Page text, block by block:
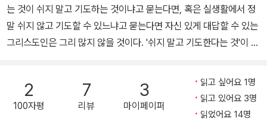
한 《도덕경》 《장자》, 예수의 어록인 도마복음 해설서 《살아 계신 예
수의 비밀의 말씀》, 종교의 이해와 분석을 담은 《세계 종교 둘러보
기》 《예수는 없다》 《불교, 이웃종교로 읽다》 《오강남의 그리스도교
깨달음이다(공저)》 《나를 찾아가는 십우도 여행(공저)》 등이 있고,
번역서로 틱낫한 스님의 《살아계신 붓다 살아계신 예수》 《귀향》, 칼
릴 지브란의 《예언자》를 비롯하여 《예수 하버드에 오다》 《이 순간 나
는 것이 쉬지 말고 기도하는 것이냐고 묻는다면, 혹은 실생활에서 정
말 쉬지 않고 기도할 수 있느냐고 묻는다면 자신 있게 대답할 수 있는
그리스도인은 그리 많지 않을 것이다. '쉬지 말고 기도한다는 것'이 상
지 않겠느냐고 생각하는 그리스도인이 더 많을 지도 모른다. 그럼에
도 성경은 분명히 “쉬지 말고 기도하라”고 말하고 있다. 쉬지 않고 기
도하는 것은 정말 가능할까? 1880년대 후반, 러시아의 한 시골 청년
2
100자평
7
리뷰
3
마이페이퍼
읽고 싶어요 1명
읽고 있어요 3명
읽었어요 14명